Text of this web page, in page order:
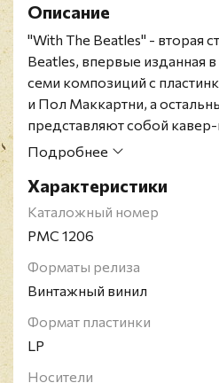
Описание
"With The Beatles" - вторая
Beatles, впервые изданная
семи композиций с
и Пол Маккартни, а
представляют собой
известных музыкантов.
песня Джорджа Харрисона,
британском чарте альбом
месте 21 неделю подряд.
представлено на чёрном
в ламинированном с одной
Конверт и винил в
идеальному.
Подробнее
Характеристики
Каталожный номер
PMC 1206
Форматы релиза
Винтажный винил
Формат пластинки
LP
Носители